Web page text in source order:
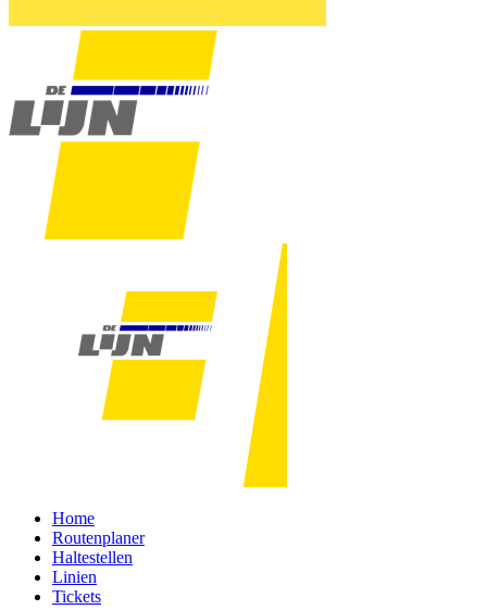
Home
Routenplaner
Haltestellen
Linien
Tickets